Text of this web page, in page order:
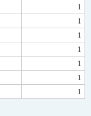
1
1
1
1
1
1
1